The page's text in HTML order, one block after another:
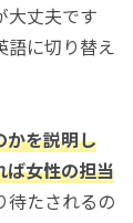
大丈夫です
に切り替え
かを説明し
ば女性の担当
待たされるの